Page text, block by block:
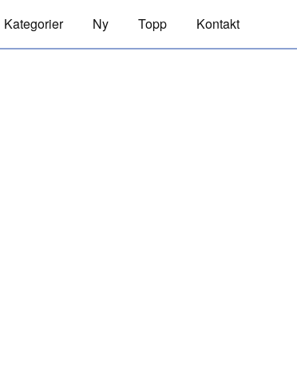
Kategorier Ny Topp Kontakt